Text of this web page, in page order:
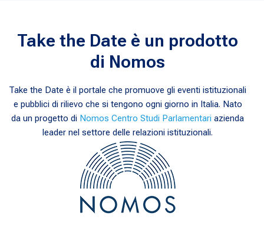
Take the Date è un prodotto
di Nomos
Take the Date è il portale che promuove gli eventi istituzionali
e pubblici di rilievo che si tengono ogni giorno in Italia. Nato
da un progetto di Nomos Centro Studi Parlamentari azienda
leader nel settore delle relazioni istituzionali.